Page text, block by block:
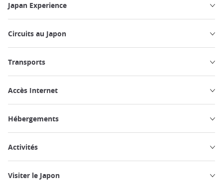
Japan Experience
Circuits au Japon
Transports
Accès Internet
Hébergements
Activités
Visiter le Japon